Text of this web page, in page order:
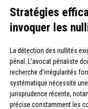
Stratégies
invoquer les
La détection des nullités
pénal. L’avocat pénaliste
recherche d’irrégularités
systématique nécessite une
jurisprudence récente,
précise constamment les